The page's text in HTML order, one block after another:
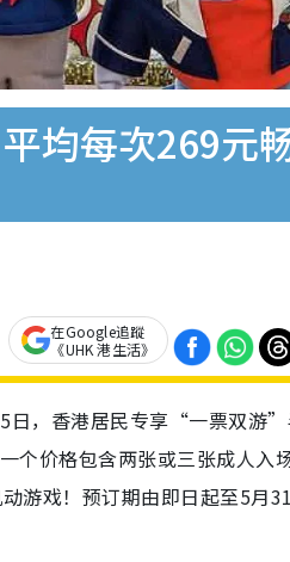
均每次269元
在Google追蹤
《UHK 港生活》
日，香港居民专享“一票双游
个价格包含两张或三张成人入
游戏！预订期由即日起至5月31